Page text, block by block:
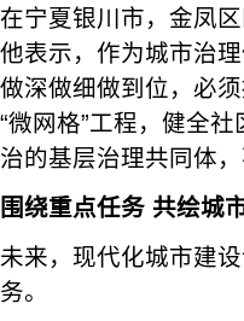
在宁夏银川市，金凤
他表示，作为城市治
做深做细做到位，必
“微网格”工程，健全
治的基层治理共同体
围绕重点任务 共绘城
未来，现代化城市建
务。